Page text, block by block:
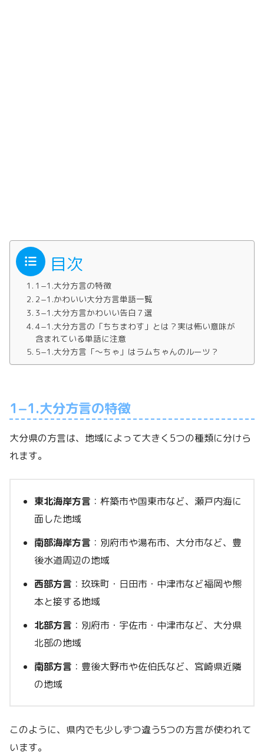
目次
1−1.大分方言の特徴
2−1.かわいい大分方言単語一覧
3−1.大分方言かわいい告白７選
4−1.大分方言の「ちちまわす」とは？実は怖い意味が
含まれている単語に注意
5−1.大分方言「～ちゃ」はラムちゃんのルーツ？
1−1.大分方言の特徴
大分県の方言は、地域によって大きく5つの種類に分けら
れます。
東北海岸方言 ：杵築市や国東市など、瀬戸内海に
面した地域
南部海岸方言 ：別府市や湯布市、大分市など、豊
後水道周辺の地域
西部方言 ：玖珠町・日田市・中津市など福岡や熊
本と接する地域
北部方言 ：別府市・宇佐市・中津市など、大分県
北部の地域
南部方言 ：豊後大野市や佐伯氏など、宮崎県近隣
の地域
このように、県内でも少しずつ違う5つの方言が使われて
います。